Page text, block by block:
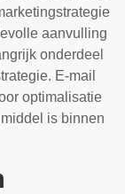
aanvulling
onderdeel
E-mail
optimalisatie
is binnen